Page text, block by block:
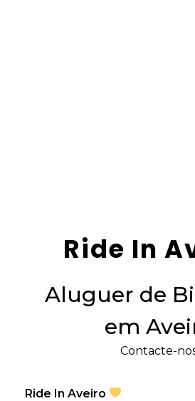
Ride In
Aluguer de
em
Contacte-
Ride In Aveiro